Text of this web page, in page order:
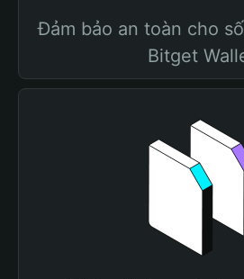
Đảm bảo an toàn cho
Bitget